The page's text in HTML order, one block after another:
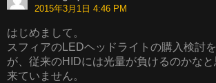
2015年3月1日 4:46 PM
はじめまして。
スフィアのLEDヘッドライトの購入検討
が、従来のHIDには光量が負けるのかな
来ていません。